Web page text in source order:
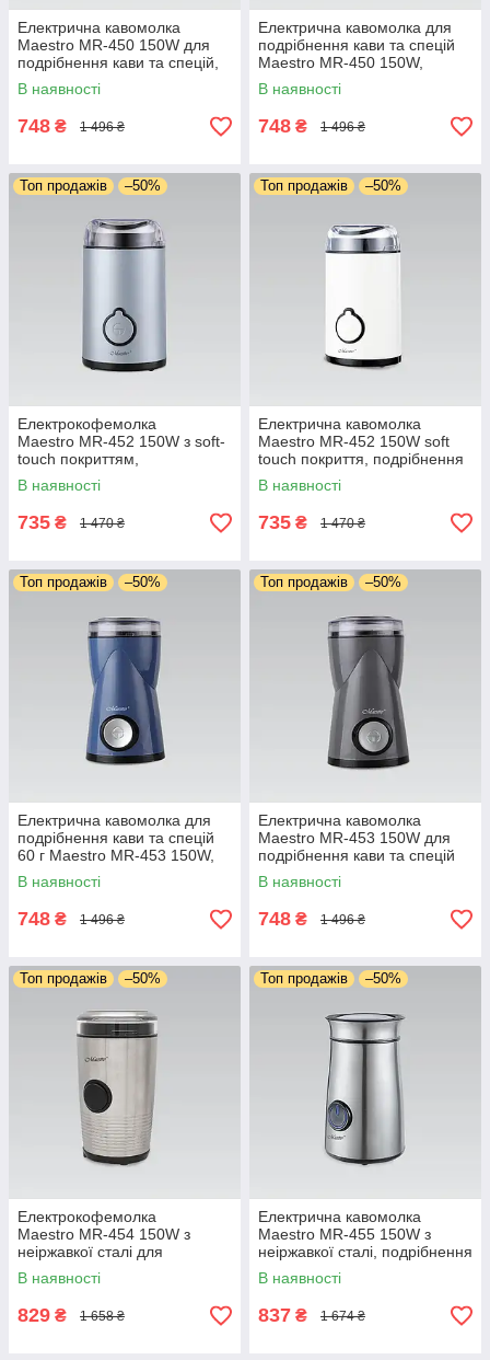
Електрична кавомолка
Maestro MR-450 150W для
подрібнення кави та спецій,
система блокування,
імпульсний режим
В наявності
748 ₴ 1 496 ₴
Електрична кавомолка для
подрібнення кави та спецій
Maestro MR-450 150W,
імпульсний режим, система
блокування
В наявності
748 ₴ 1 496 ₴
Топ продажів –50%
Електрокофемолка
Maestro MR-452 150W з soft-
touch покриттям,
подрібнення кави та спецій,
система блокування,
В наявності
735 ₴ 1 470 ₴
Топ продажів –50%
Електрична кавомолка
Maestro MR-452 150W soft
touch покриття, подрібнення
кави та спецій, система
блокування, імпульсний
В наявності
735 ₴ 1 470 ₴
Топ продажів –50%
Електрична кавомолка для
подрібнення кави та спецій
60 г Maestro MR-453 150W,
система блокування,
імпульсний режим
В наявності
748 ₴ 1 496 ₴
Топ продажів –50%
Електрична кавомолка
Maestro MR-453 150W для
подрібнення кави та спецій
60 г, система блокування,
імпульсний режим
В наявності
748 ₴ 1 496 ₴
Топ продажів –50%
Електрокофемолка
Maestro MR-454 150W з
неіржавкої сталі для
подрібнення кави та спецій
60 г, система блокування,
В наявності
829 ₴ 1 658 ₴
Топ продажів –50%
Електрична кавомолка
Maestro MR-455 150W з
неіржавкої сталі, подрібнення
кави та спецій, система
блокування, імпульсний
В наявності
837 ₴ 1 674 ₴